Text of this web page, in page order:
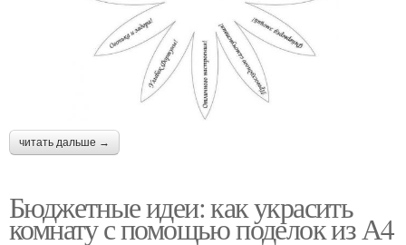
читать дальше →
Бюджетные идеи: как украсить
комнату с помощью поделок из А4